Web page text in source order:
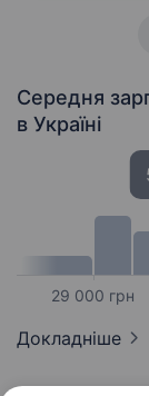
Середня
в Україні
29 000 грн
Докладніше